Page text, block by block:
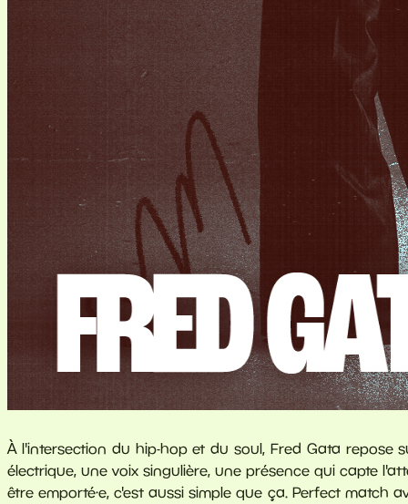
À l'intersection du hip-hop et du soul, Fred Gata
électrique, une voix singulière, une présence qui capte
être emporté·e, c'est aussi simple que ça. Perfect match